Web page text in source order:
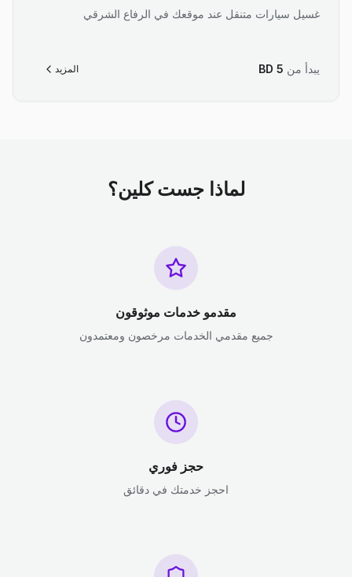
غسيل سيارات متنقل عند موقعك في الرفاع الشرقي
يبدأ من BD 5 المزيد
لماذا جست كلين؟
مقدمو خدمات موثوقون
جميع مقدمي الخدمات مرخصون ومعتمدون
حجز فوري
احجز خدمتك في دقائق